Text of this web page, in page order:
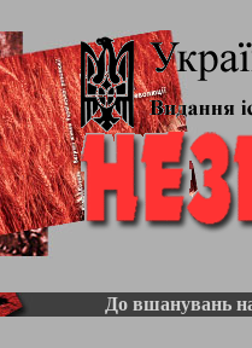
До вшанувань